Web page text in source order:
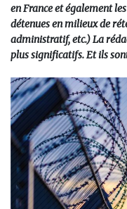
en France et également
détenues en milieux de
administratif, etc.) La
plus significatifs. Et ils